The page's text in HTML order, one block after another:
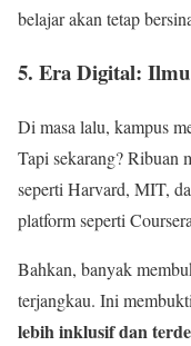
belajar akan tetap
5. Era Digital:
Di masa lalu, kampus
Tapi sekarang? Ribuan
seperti Harvard, MIT,
platform seperti
Bahkan, banyak
terjangkau. Ini
lebih inklusif dan